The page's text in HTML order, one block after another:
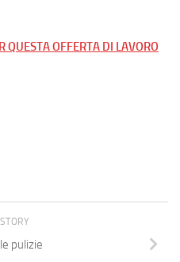
QUESTA OFFERTA DI LAVORO
pulizie